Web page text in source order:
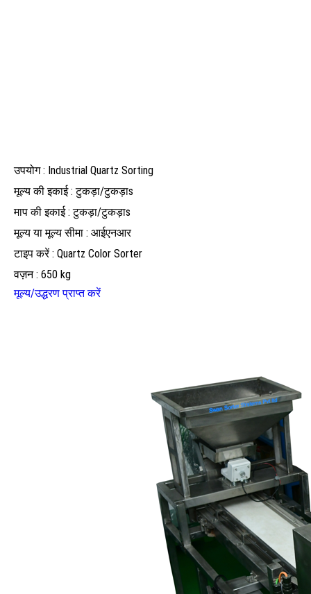
उपयोग : Industrial Quartz Sorting
मूल्य की इकाई : टुकड़ा/टुकड़ाs
माप की इकाई : टुकड़ा/टुकड़ाs
मूल्य या मूल्य सीमा : आईएनआर
टाइप करें : Quartz Color Sorter
वज़न : 650 kg
मूल्य/उद्धरण प्राप्त करें